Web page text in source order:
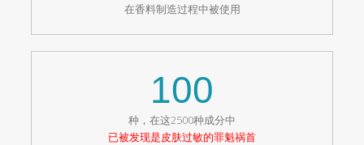
在香料制造过程中被使用
100
种，在这2500种成分中
已被发现是皮肤过敏的罪魁祸首